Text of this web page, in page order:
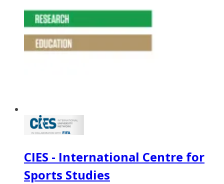
CIES - International Centre for
Sports Studies